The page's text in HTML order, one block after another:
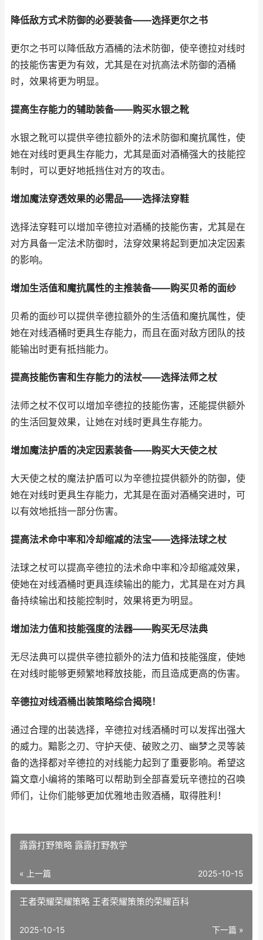
降低敌方式术防御的必要装备——选择更尔之书
更尔之书可以降低敌方酒桶的法术防御，使辛德拉对线时
的技能伤害更为有效，尤其是在对抗高法术防御的酒桶
时，效果将更为明显。
提高生存能力的辅助装备——购买水银之靴
水银之靴可以提供辛德拉额外的法术防御和魔抗属性，使
她在对线时更具生存能力，尤其是面对酒桶强大的技能控
制时，可以更好地抵挡住对方的攻击。
增加魔法穿透效果的必需品——选择法穿鞋
选择法穿鞋可以增加辛德拉对酒桶的技能伤害，尤其是在
对方具备一定法术防御时，法穿效果将起到更加决定因素
的影响。
增加生活值和魔抗属性的主推装备——购买贝希的面纱
贝希的面纱可以提供辛德拉额外的生活值和魔抗属性，使
她在对线酒桶时更具生存能力，而且在面对敌方团队的技
能输出时更有抵挡能力。
提高技能伤害和生存能力的法杖——选择法师之杖
法师之杖不仅可以增加辛德拉的技能伤害，还能提供额外
的生活回复效果，让她在对线时更具生存能力。
增加魔法护盾的决定因素装备——购买大天使之杖
大天使之杖的魔法护盾可以为辛德拉提供额外的防御，使
她在对线时更具生存能力，尤其是在面对酒桶突进时，可
以有效地抵挡一部分伤害。
提高法术命中率和冷却缩减的法宝——选择法球之杖
法球之杖可以提高辛德拉的法术命中率和冷却缩减效果，
使她在对线酒桶时更具连续输出的能力，尤其是在对方具
备持续输出和技能控制时，效果将更为明显。
增加法力值和技能强度的法器——购买无尽法典
无尽法典可以提供辛德拉额外的法力值和技能强度，使她
在对线时能够更频繁地释放技能，而且造成更高的伤害。
辛德拉对线酒桶出装策略综合揭晓！
通过合理的出装选择，辛德拉对线酒桶时可以发挥出强大
的威力。黯影之刃、守护天使、破败之刃、幽梦之灵等装
备的选择都对辛德拉的对线能力起到了重要影响。希望这
篇文章小编将的策略可以帮助到全部喜爱玩辛德拉的召唤
师们，让你们能够更加优雅地击败酒桶，取得胜利！
露露打野策略 露露打野教学
« 上一篇 2025-10-15
王者荣耀荣耀策略 王者荣耀策策的荣耀百科
下一篇 »
2025-10-15